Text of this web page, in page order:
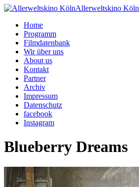
Allerweltskino Köln
Home
Programm
Filmdatenbank
Wir über uns
About us
Kontakt
Partner
Archiv
Impressum
Datenschutz
facebook
Instagram
Blueberry Dreams